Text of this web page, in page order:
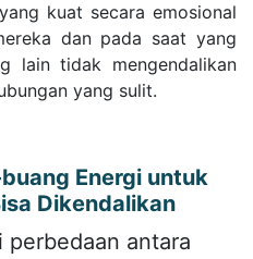
kuat secara emosional
dan pada saat yang
lain tidak mengendalikan
yang sulit.
Energi untuk
Dikendalikan
perbedaan antara